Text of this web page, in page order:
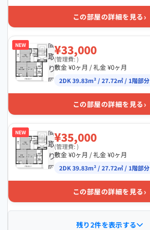
この部屋の詳細を見る›
NEW
間
取
り
図
¥33,000
(管理費: )
敷金 ¥0ヶ月 / 礼金 ¥0ヶ月
2DK 39.83m² / 27.72㎡ / 1階部分
この部屋の詳細を見る›
NEW
間
取
り
図
¥35,000
(管理費: )
敷金 ¥0ヶ月 / 礼金 ¥0ヶ月
2DK 39.83m² / 27.72㎡ / 1階部分
この部屋の詳細を見る›
残り2件を表示する